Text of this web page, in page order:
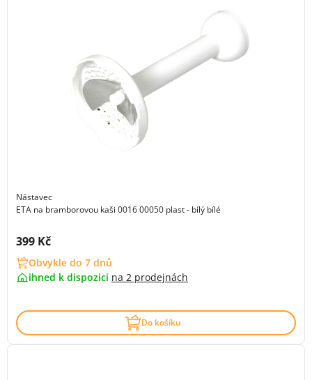
Nástavec
ETA na bramborovou kaši 0016 00050 plast - bílý bílé
Cena s DPH:
399 Kč
Obvykle do 7 dnů
ihned k dispozici na 2 prodejnách
Do košíku